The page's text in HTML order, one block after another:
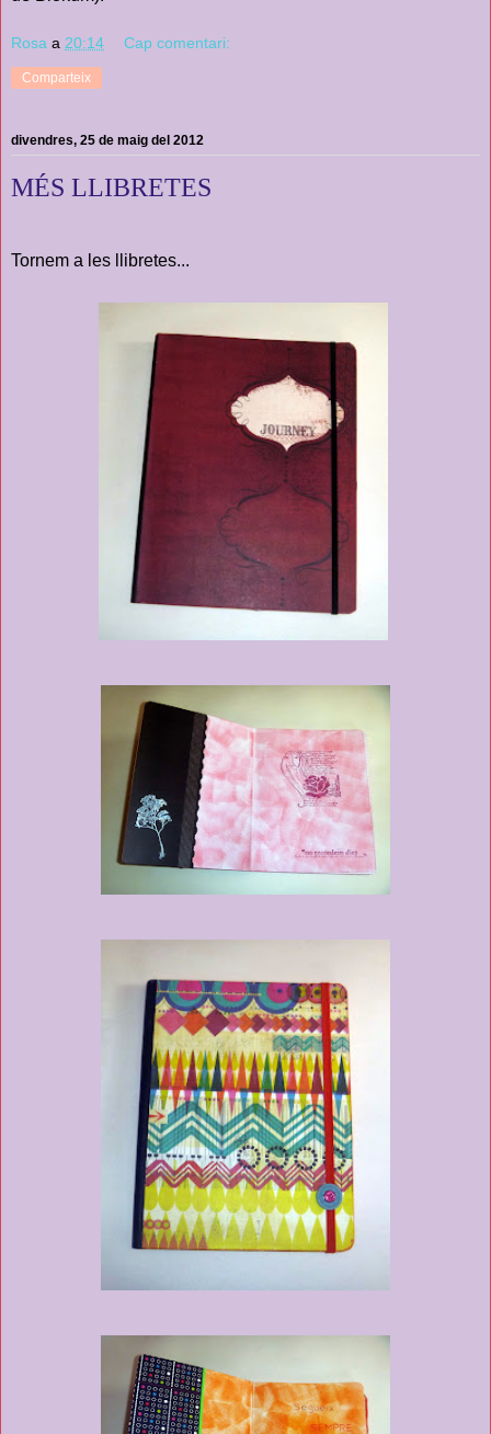
Rosa a 20:14 Cap comentari:
Comparteix
divendres, 25 de maig del 2012
MÉS LLIBRETES
Tornem a les llibretes...